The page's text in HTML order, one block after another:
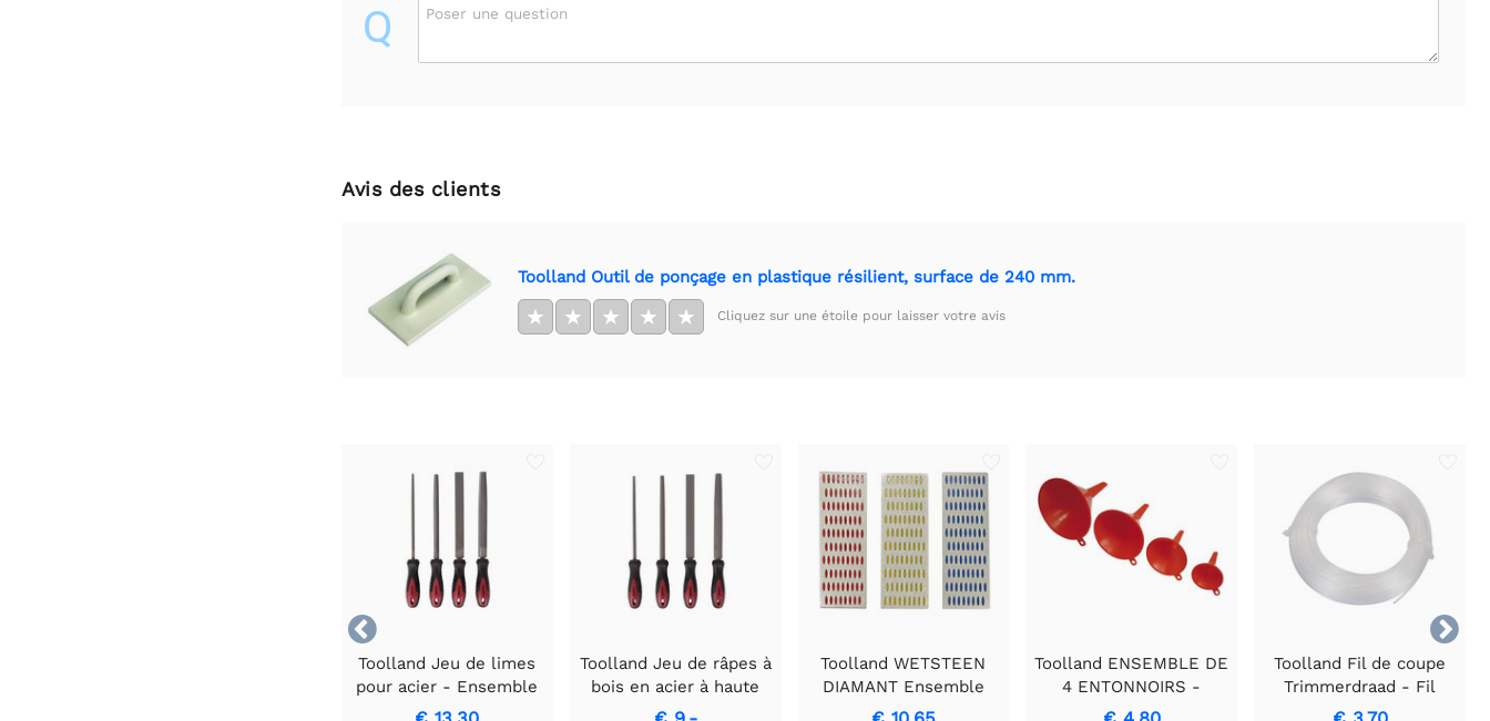
Q Poser une question
Avis des clients
Toolland Outil de ponçage en plastique résilient, surface de 240 mm.
★ ★ ★ ★ ★ Cliquez sur une étoile pour laisser votre avis


Toolland Jeu de limes
pour acier - Ensemble
de limes de précision
Toolland Jeu de râpes à
bois en acier à haute
teneur en carbone de 4
Toolland WETSTEEN
DIAMANT Ensemble
d'Aiguisage de Précision
Toolland ENSEMBLE DE
4 ENTONNOIRS -
Ensemble Polyvalent
Toolland Fil de coupe
Trimmerdraad - Fil
durable pour entretien